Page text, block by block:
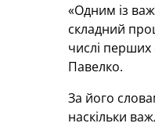
«Одним із
складний
числі перших
Павелко.
За його
наскільки